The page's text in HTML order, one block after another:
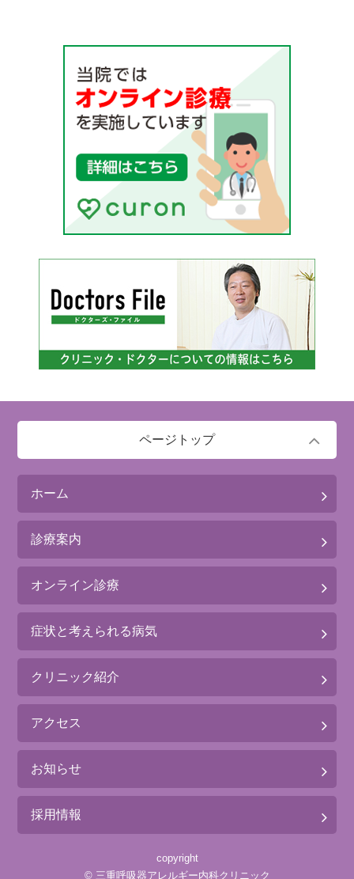
ページトップ
ホーム
診療案内
オンライン診療
症状と考えられる病気
クリニック紹介
アクセス
お知らせ
採用情報
copyright
© 三重呼吸器アレルギー内科クリニック